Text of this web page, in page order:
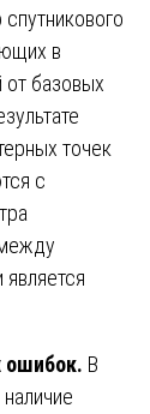
в
базовых
точек
с
ошибок. В